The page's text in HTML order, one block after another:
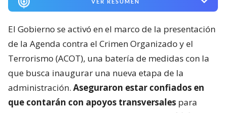
El Gobierno se activó en el marco de la presentación
de la Agenda contra el Crimen Organizado y el
Terrorismo (ACOT), una batería de medidas con la
que busca inaugurar una nueva etapa de la
administración. Aseguraron estar confiados en
que contarán con apoyos transversales para